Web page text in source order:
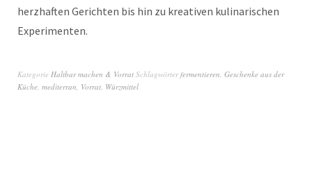
herzhaften Gerichten bis hin zu kreativen kulinarischen
Experimenten.
Kategorie Haltbar machen & Vorrat Schlagwörterfermentieren, Geschenke aus der
Küche, mediterran, Vorrat, Würzmittel